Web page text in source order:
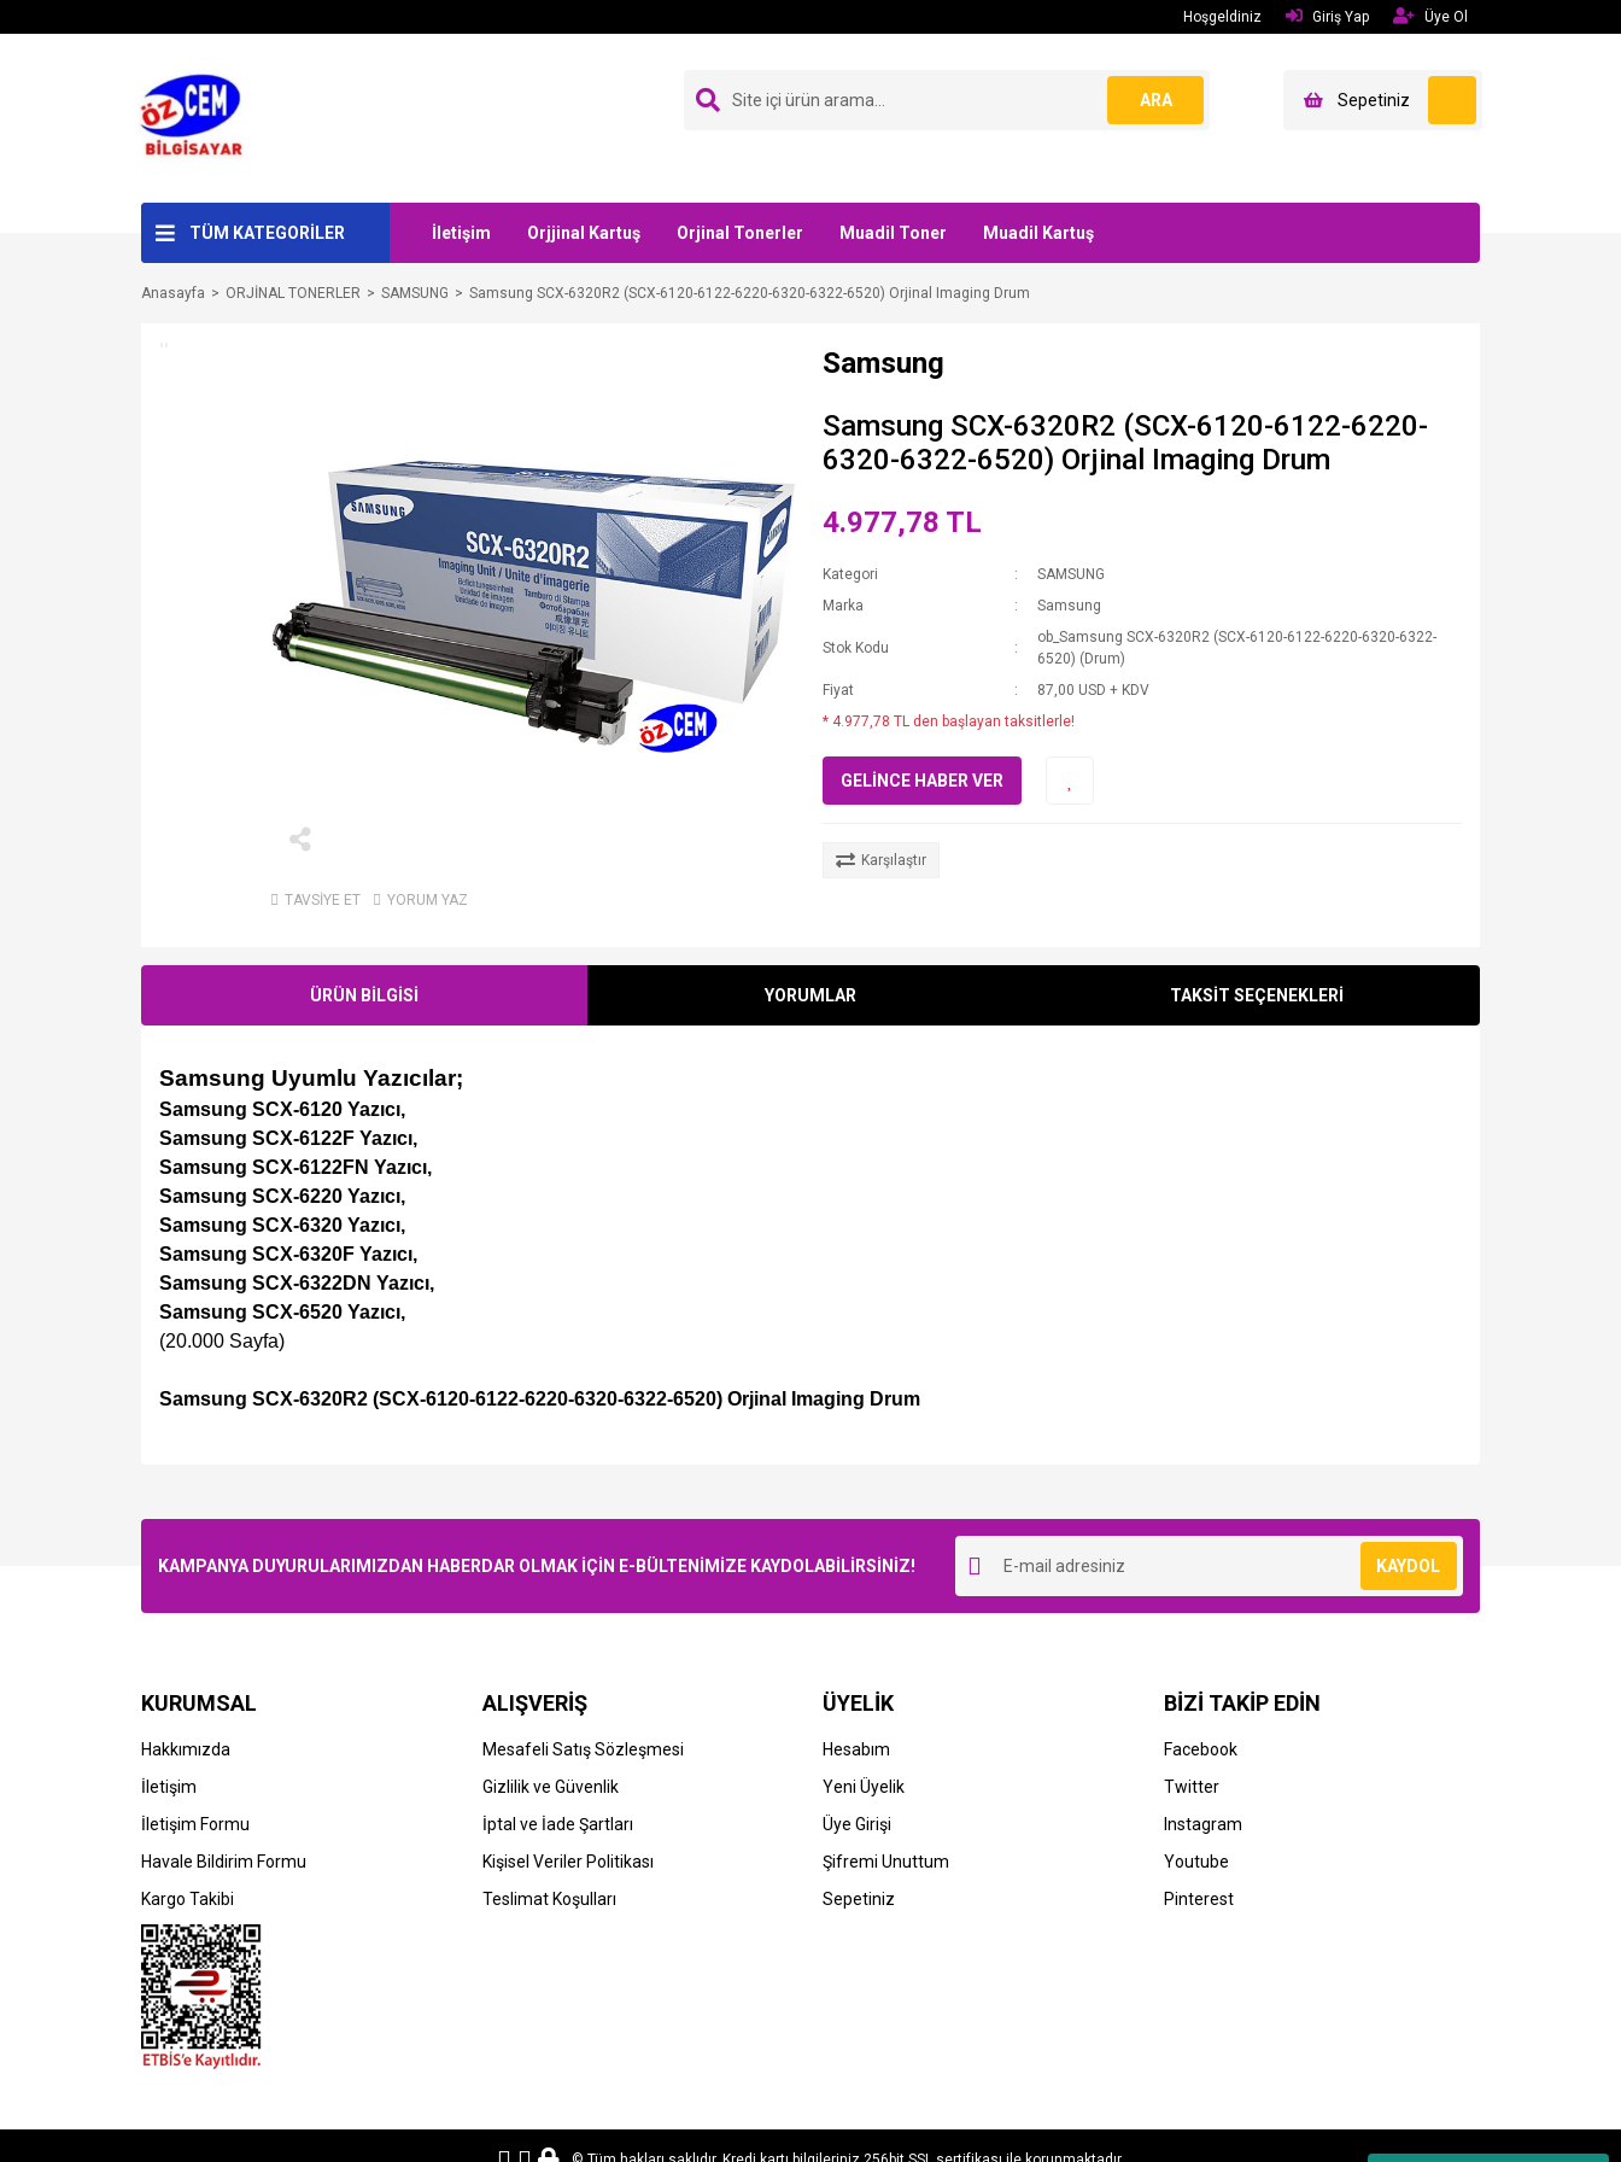
Hoşgeldiniz Giriş Yap Üye Ol
ARA Sepetiniz
TÜM KATEGORİLER İletişim Orjjinal Kartuş Orjinal Tonerler Muadil Toner Muadil Kartuş
Anasayfa ORJİNAL TONERLER SAMSUNG Samsung SCX-6320R2 (SCX-6120-6122-6220-6320-6322-6520) Orjinal Imaging Drum
TAVSİYE ET YORUM YAZ
Samsung
Samsung SCX-6320R2 (SCX-6120-6122-6220-
6320-6322-6520) Orjinal Imaging Drum
4.977,78 TL
Kategori
SAMSUNG
Marka
Samsung
Stok Kodu
ob_Samsung SCX-6320R2 (SCX-6120-6122-6220-6320-6322-
6520) (Drum)
Fiyat
87,00 USD + KDV
* 4.977,78 TL den başlayan taksitlerle!
GELİNCE HABER VER
Karşılaştır
ÜRÜN BİLGİSİ YORUMLAR TAKSİT SEÇENEKLERİ
Samsung Uyumlu Yazıcılar;
Samsung SCX-6120 Yazıcı,
Samsung SCX-6122F Yazıcı,
Samsung SCX-6122FN Yazıcı,
Samsung SCX-6220 Yazıcı,
Samsung SCX-6320 Yazıcı,
Samsung SCX-6320F Yazıcı,
Samsung SCX-6322DN Yazıcı,
Samsung SCX-6520 Yazıcı,
(20.000 Sayfa)
Samsung SCX-6320R2 (SCX-6120-6122-6220-6320-6322-6520) Orjinal Imaging Drum
KAMPANYA DUYURULARIMIZDAN HABERDAR OLMAK İÇİN E-BÜLTENİMİZE KAYDOLABİLİRSİNİZ! KAYDOL
KURUMSAL
Hakkımızda
İletişim
İletişim Formu
Havale Bildirim Formu
Kargo Takibi
ALIŞVERİŞ
Mesafeli Satış Sözleşmesi
Gizlilik ve Güvenlik
İptal ve İade Şartları
Kişisel Veriler Politikası
Teslimat Koşulları
ÜYELİK
Hesabım
Yeni Üyelik
Üye Girişi
Şifremi Unuttum
Sepetiniz
BİZİ TAKİP EDİN
Facebook
Twitter
Instagram
Youtube
Pinterest